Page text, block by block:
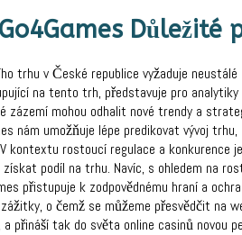
Důležité
trhu v České republice vyžaduje
na tento trh, představuje pro analytiky
zázemí mohou odhalit nové trendy a
nám umožňuje lépe predikovat vývoj
kontextu rostoucí regulace a konkurence
získat podíl na trhu. Navíc, s ohledem na
přistupuje k zodpovědnému hraní a
o čemž se můžeme přesvědčit na
, a přináší tak do světa online casinů novou